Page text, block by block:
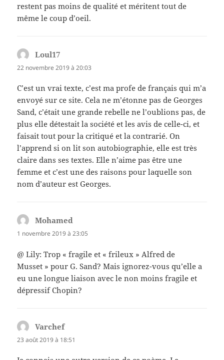
restent pas moins de qualité et méritent tout de
même le coup d’oeil.
Loul17
22 novembre 2019 à 20:03
C’est un vrai texte, c’est ma profe de français qui m’a
envoyé sur ce site. Cela ne m’étonne pas de Georges
Sand, c’était une grande rebelle ne l’oublions pas, de
plus elle détestait la société et les avis de celle-ci, et
faisait tout pour la critiqué et la contrarié. On
l’apprend si on lit son autobiographie, elle est très
claire dans ses textes. Elle n’aime pas être une
femme et c’est une des raisons pour laquelle son
nom d’auteur est Georges.
Mohamed
1 novembre 2019 à 23:05
@ Lily: Trop « fragile et « frileux » Alfred de
Musset » pour G. Sand? Mais ignorez-vous qu’elle a
eu une longue liaison avec le non moins fragile et
dépressif Chopin?
Varchefdit :
23 août 2019 à 18:51